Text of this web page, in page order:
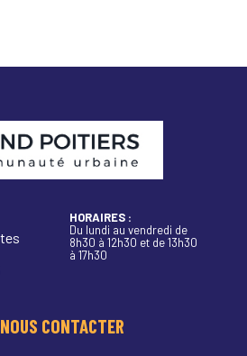
HORAIRES :
Du lundi au vendredi de
8h30 à 12h30 et de 13h30
à 17h30
NOUS CONTACTER